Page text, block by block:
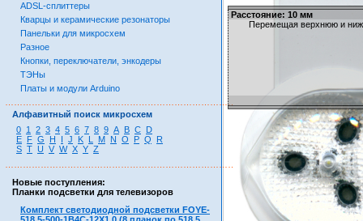
ADSL-сплиттеры
Кварцы и керамические резонаторы
Панельки для микросхем
Разное
Кнопки, переключатели, энкодеры
ТЭНы
Платы и модули Arduino
……………………………………………………………………………
Алфавитный поиск микросхем
0 1 2 3 4 5 6 7 8 9 A B C D
E F G H I J K L M N O P Q
R
S T U V W X Y Z
……………………………………………………………………………
Новые поступления:
Планки подсветки для телевизоров
Комплект светодиодной подсветки FOYE-
Расстояние: 10 мм
Перемещая верхнюю и